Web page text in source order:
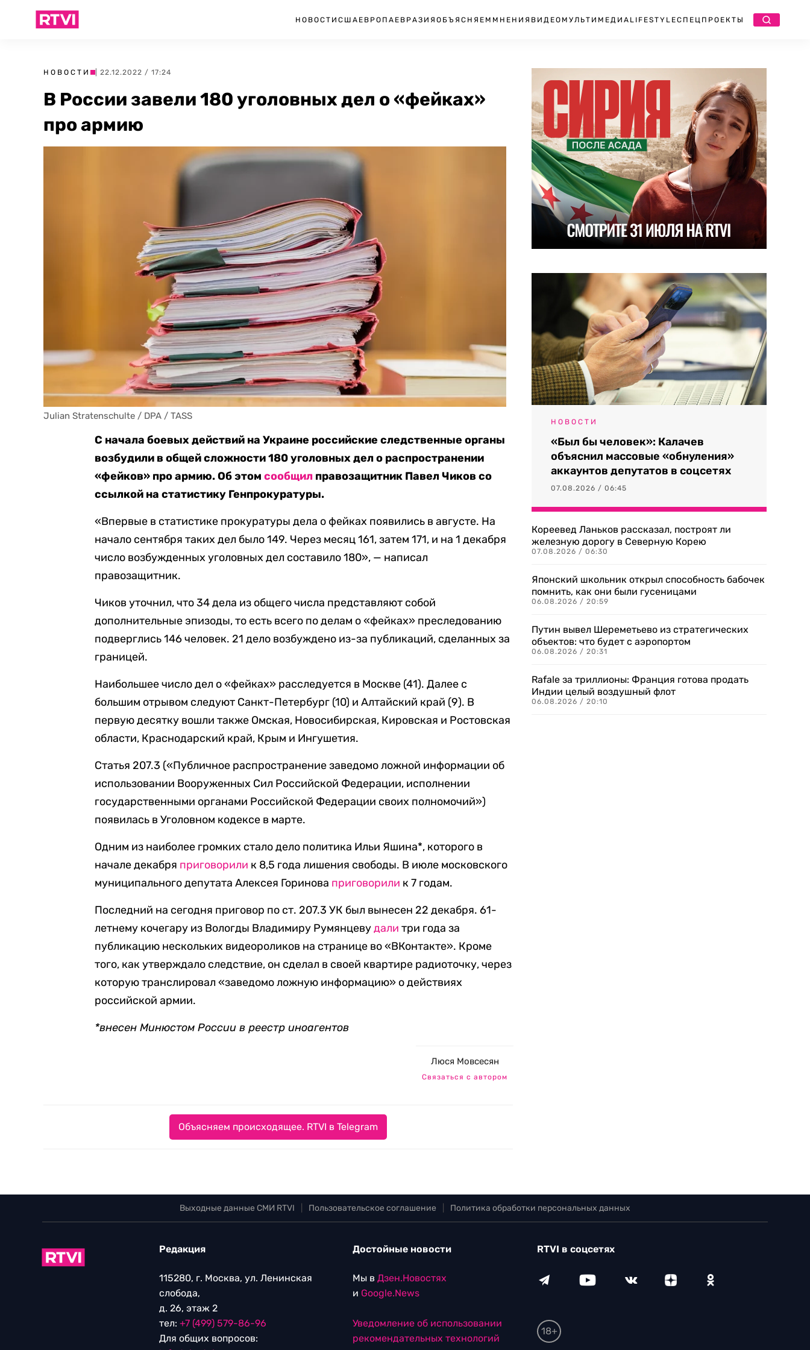
НОВОСТИ США ЕВРОПА ЕВРАЗИЯ ОБЪЯСНЯЕМ МНЕНИЯ ВИДЕО МУЛЬТИМЕДИА LIFESTYLEСПЕЦПРОЕКТЫ
НОВОСТИ | 22.12.2022 / 17:24
В России завели 180 уголовных дел о «фейках»
про армию
Julian Stratenschulte / DPA / TASS
С начала боевых действий на Украине российские следственные органы
возбудили в общей сложности 180 уголовных дел о распространении
«фейков» про армию. Об этомсообщил правозащитник Павел Чиков со
ссылкой на статистику Генпрокуратуры.
«Впервые в статистике прокуратуры дела о фейках появились в августе. На
начало сентября таких дел было 149. Через месяц 161, затем 171, и на 1 декабря
число возбужденных уголовных дел составило 180», — написал
правозащитник.
Чиков уточнил, что 34 дела из общего числа представляют собой
дополнительные эпизоды, то есть всего по делам о «фейках» преследованию
подверглись 146 человек. 21 дело возбуждено из-за публикаций, сделанных за
границей.
Наибольшее число дел о «фейках» расследуется в Москве (41). Далее с
большим отрывом следуют Санкт-Петербург (10) и Алтайский край (9). В
первую десятку вошли также Омская, Новосибирская, Кировская и Ростовская
области, Краснодарский край, Крым и Ингушетия.
Статья 207.3 («Публичное распространение заведомо ложной информации об
использовании Вооруженных Сил Российской Федерации, исполнении
государственными органами Российской Федерации своих полномочий»)
появилась в Уголовном кодексе в марте.
Одним из наиболее громких стало дело политика Ильи Яшина*, которого в
начале декабря приговорили к 8,5 года лишения свободы. В июле московского
муниципального депутата Алексея Горинова приговорили к 7 годам.
Последний на сегодня приговор по ст. 207.3 УК был вынесен 22 декабря. 61-
летнему кочегару из Вологды Владимиру Румянцевудали три года за
публикацию нескольких видеороликов на странице во «ВКонтакте». Кроме
того, как утверждало следствие, он сделал в своей квартире радиоточку, через
которую транслировал «заведомо ложную информацию» о действиях
российской армии.
*внесен Минюстом России в реестр иноагентов
Люся Мовсесян
Связаться с автором
Объясняем происходящее. RTVI в Telegram
НОВОСТИ
«Был бы человек»: Калачев
объяснил массовые «обнуления»
аккаунтов депутатов в соцсетях
07.08.2026 / 06:45
Кореевед Ланьков рассказал, построят ли
железную дорогу в Северную Корею
07.08.2026 / 06:30
Японский школьник открыл способность бабочек
помнить, как они были гусеницами
06.08.2026 / 20:59
Путин вывел Шереметьево из стратегических
объектов: что будет с аэропортом
06.08.2026 / 20:31
Rafale за триллионы: Франция готова продать
Индии целый воздушный флот
06.08.2026 / 20:10
Выходные данные СМИ RTVI Пользовательское соглашение Политика обработки персональных данных
Редакция
115280, г. Москва, ул. Ленинская
слобода,
д. 26, этаж 2
тел: +7 (499) 579-86-96
Для общих вопросов:
Достойные новости
Мы в Дзен.Новостях
и Google.News
Уведомление об использовании
рекомендательных технологий
RTVI в соцсетях
18+